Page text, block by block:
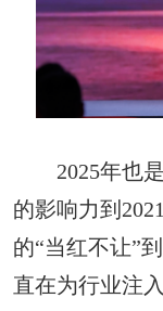
2025年也是
的影响力到
的“当红不让”
直在为行业注